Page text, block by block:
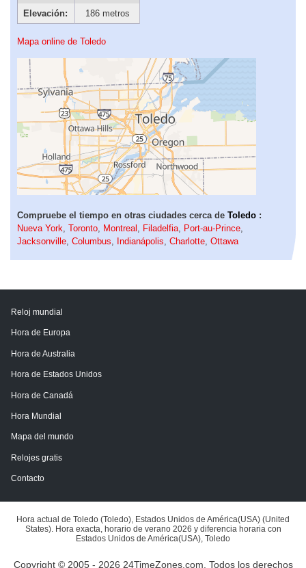
Elevación:
186 metros
Mapa online de Toledo
Compruebe el tiempo en otras ciudades cerca de Toledo :
Nueva York, Toronto, Montreal , Filadelfia, Port-au-Prince,
Jacksonville, Columbus, Indianápolis, Charlotte, Ottawa
Reloj mundial
Hora de Europa
Hora de Australia
Hora de Estados Unidos
Hora de Canadá
Hora Mundial
Mapa del mundo
Relojes gratis
Contacto
Hora actual de Toledo (Toledo), Estados Unidos de América(USA) (United
States). Hora exacta, horario de verano 2026 y diferencia horaria con
Estados Unidos de América(USA), Toledo
Copyright © 2005 - 2026 24TimeZones.com. Todos los derechos